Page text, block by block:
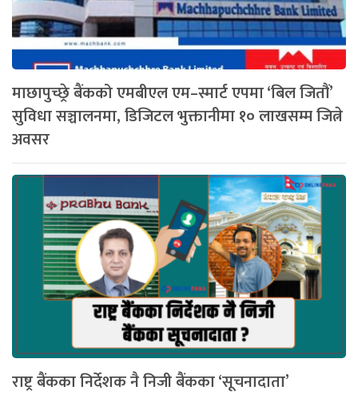
माछापुच्छ्रे बैंकको एमबीएल एम–स्मार्ट एपमा ‘बिल जितौं’
सुविधा सञ्चालनमा, डिजिटल भुक्तानीमा १० लाखसम्म जित्ने
अवसर
राष्ट्र बैंकका निर्देशक नै निजी बैंकका ‘सूचनादाता’